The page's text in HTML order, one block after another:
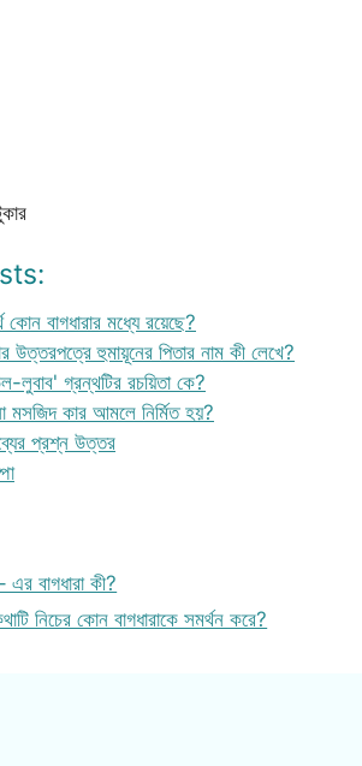
কোন বাগধারার মধ্যে রয়েছে?
উত্তরপত্রে হুমায়ূনের পিতার নাম কী লেখে?
লুবাব' গ্রন্থটির রচয়িতা কে?
মসজিদ কার আমলে নির্মিত হয়?
প্রশ্ন উত্তর
বাগধারা কী?
নিচের কোন বাগধারাকে সমর্থন করে?